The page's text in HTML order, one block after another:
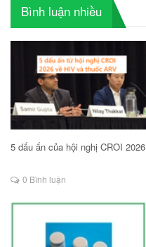
Bình luận nhiều
5 dấu ấn của hội nghị CROI 2026
0 Bình luận